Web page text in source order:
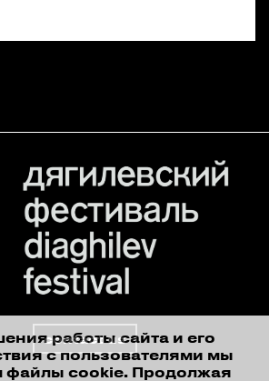
contact us
работы сайта и его
с пользователями мы
файлы cookie. Продолжая